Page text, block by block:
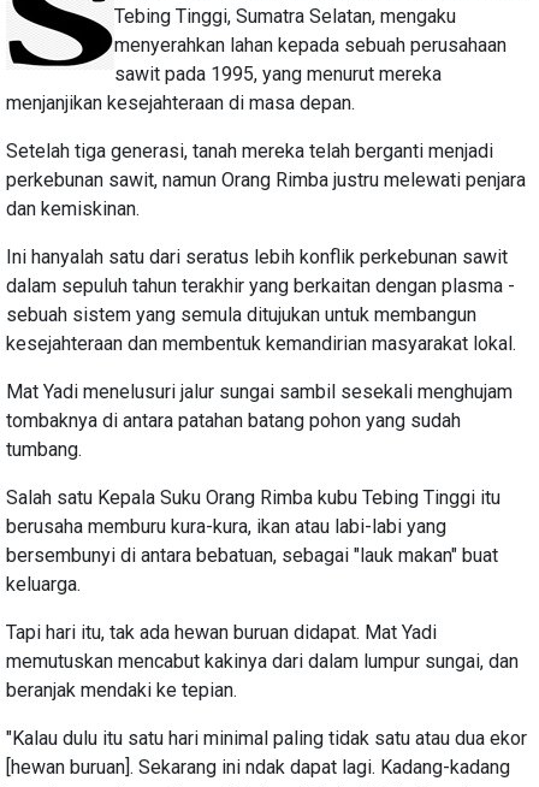
Tebing Tinggi, Sumatra Selatan, mengaku
menyerahkan lahan kepada sebuah perusahaan
sawit pada 1995, yang menurut mereka
menjanjikan kesejahteraan di masa depan.
Setelah tiga generasi, tanah mereka telah berganti menjadi
perkebunan sawit, namun Orang Rimba justru melewati penjara
dan kemiskinan.
Ini hanyalah satu dari seratus lebih konflik perkebunan sawit
dalam sepuluh tahun terakhir yang berkaitan dengan plasma -
sebuah sistem yang semula ditujukan untuk membangun
kesejahteraan dan membentuk kemandirian masyarakat lokal.
Mat Yadi menelusuri jalur sungai sambil sesekali menghujam
tombaknya di antara patahan batang pohon yang sudah
tumbang.
Salah satu Kepala Suku Orang Rimba kubu Tebing Tinggi itu
berusaha memburu kura-kura, ikan atau labi-labi yang
bersembunyi di antara bebatuan, sebagai "lauk makan" buat
keluarga.
Tapi hari itu, tak ada hewan buruan didapat. Mat Yadi
memutuskan mencabut kakinya dari dalam lumpur sungai, dan
beranjak mendaki ke tepian.
"Kalau dulu itu satu hari minimal paling tidak satu atau dua ekor
[hewan buruan]. Sekarang ini ndak dapat lagi. Kadang-kadang